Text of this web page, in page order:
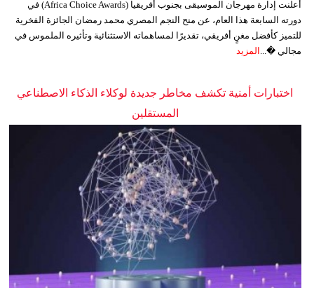
أعلنت إدارة مهرجان الموسيقى بجنوب أفريقيا (Africa Choice Awards) في
دورته السابعة هذا العام، عن منح النجم المصري محمد رمضان الجائزة الفخرية
للتميز كأفضل مغنٍ أفريقي، تقديرًا لمساهماته الاستثنائية وتأثيره الملموس في
مجالي �... المزيد
اختبارات أمنية تكشف مخاطر جديدة لوكلاء الذكاء الاصطناعي
المستقلين